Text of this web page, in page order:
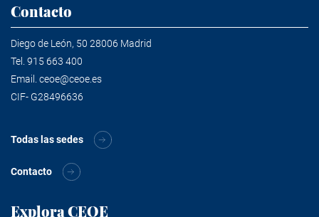
Contacto
Diego de León, 50 28006 Madrid
Tel. 915 663 400
Email. ceoe@ceoe.es
CIF- G28496636
Todas las sedes
Contacto
Explora CEOE